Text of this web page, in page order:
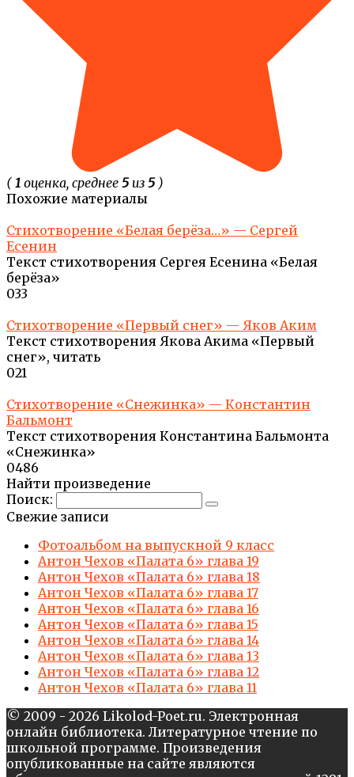
( 1 оценка, среднее 5из 5)
Похожие материалы
Стихотворение «Белая берёза…» — Сергей
Есенин
Текст стихотворения Сергея Есенина «Белая
берёза»
033
Стихотворение «Первый снег» — Яков Аким
Текст стихотворения Якова Акима «Первый
снег», читать
021
Стихотворение «Снежинка» — Константин
Бальмонт
Текст стихотворения Константина Бальмонта
«Снежинка»
0486
Найти произведение
Поиск:
Свежие записи
Фотоальбом на выпускной 9 класс
Антон Чехов «Палата 6» глава 19
Антон Чехов «Палата 6» глава 18
Антон Чехов «Палата 6» глава 17
Антон Чехов «Палата 6» глава 16
Антон Чехов «Палата 6» глава 15
Антон Чехов «Палата 6» глава 14
Антон Чехов «Палата 6» глава 13
Антон Чехов «Палата 6» глава 12
Антон Чехов «Палата 6» глава 11
© 2009 - 2026 Likolod-Poet.ru. Электронная
онлайн библиотека. Литературное чтение по
школьной программе. Произведения
опубликованные на сайте являются